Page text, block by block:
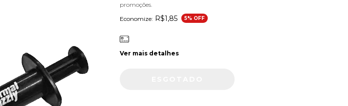
promoções.
Economize: R$1,85 5% OFF
Ver mais detalhes